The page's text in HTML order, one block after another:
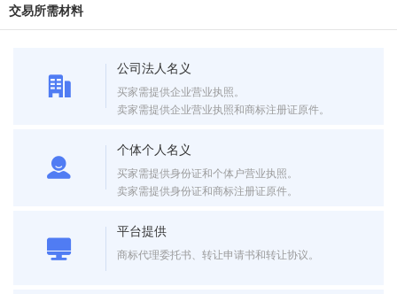
交易所需材料
公司法人名义
买家需提供企业营业执照。
卖家需提供企业营业执照和商标注册证原件。
个体个人名义
买家需提供身份证和个体户营业执照。
卖家需提供身份证和商标注册证原件。
平台提供
商标代理委托书、转让申请书和转让协议。